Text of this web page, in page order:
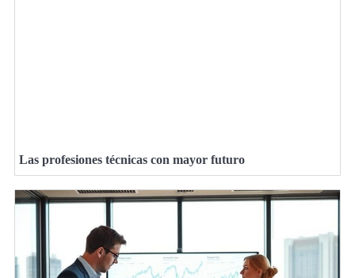
Las profesiones técnicas con mayor futuro